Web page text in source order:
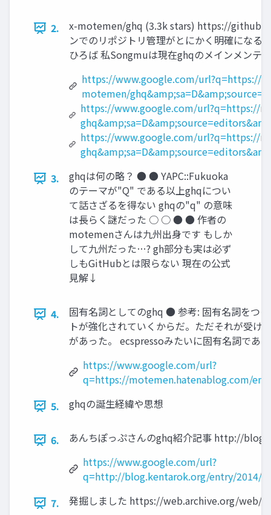
2.
x-motemen/ghq (3.3k stars) https://
ンでのリポジトリ管理がとにかく明確になる
ひろば 私Songmuは現在ghqのメインメンテ
https://www.google.com/url?q=https://
motemen/
https://www.google.com/url?q=https://
https://www.google.com/url?q=https://
3.
ghqは何の略？ ● ● YAPC::Fukuoka
のテーマが"Q" である以上ghqについ
て話さざるを得ない ghqの"q" の意味
は長らく謎だった ○ ○ ● ● 作者の
motemenさんは九州出身です もしか
して九州だった…? gh部分も実は必ず
しもGitHubとは限らない 現在の公式
見解↓
4.
固有名詞としてのghq ● 参考: 固有名詞をつ
トが強化されていくからだ。ただそれが受
があった。 ecspressoみたいに固有名詞であ
https://www.google.com/url?
q=https://motemen.hatenablog.com/
5.
ghqの誕生経緯や思想
6.
あんちぽっぷさんのghq紹介記事 http://
https://www.google.com/url?
q=http://blog.kentarok.org/entry/2014/
7.
発掘しました https://web.archive.org/web/